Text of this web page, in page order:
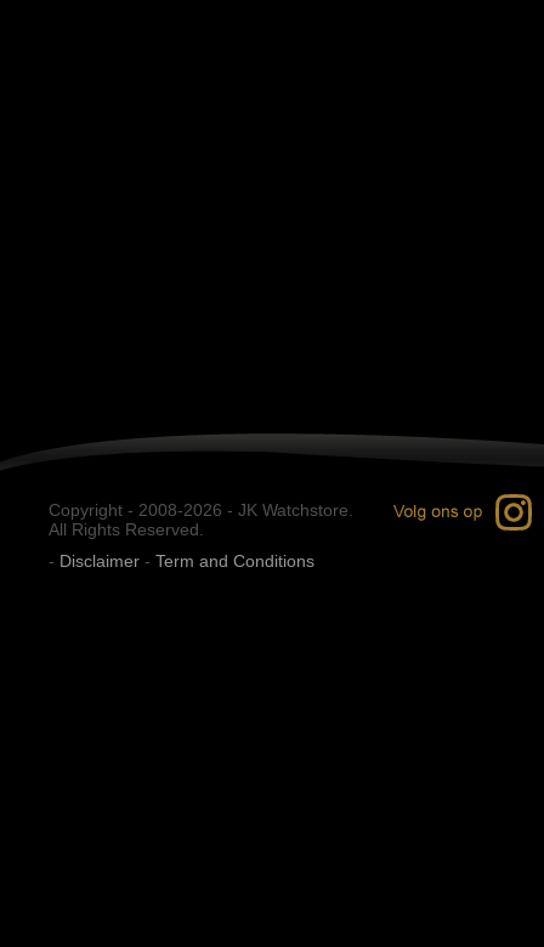
Copyright - 2008-2026 - JK Watchstore.
All Rights Reserved.
- Disclaimer - Term and Conditions